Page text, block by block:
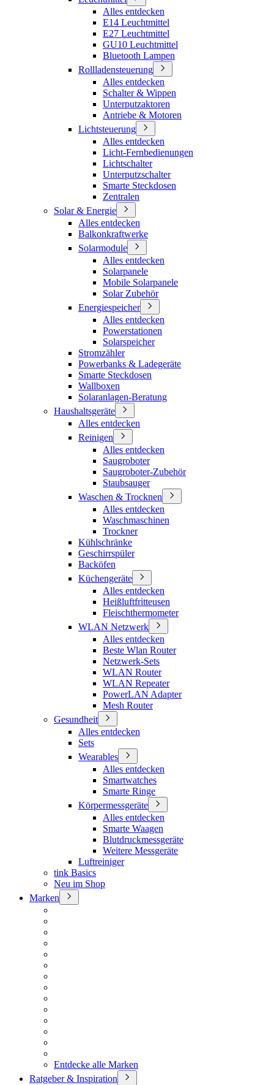
Alles entdecken
E14 Leuchtmittel
E27 Leuchtmittel
GU10 Leuchtmittel
Bluetooth Lampen
Rollladensteuerung
Alles entdecken
Schalter & Wippen
Unterputzaktoren
Antriebe & Motoren
Lichtsteuerung
Alles entdecken
Licht-Fernbedienungen
Lichtschalter
Unterputzschalter
Smarte Steckdosen
Zentralen
Solar & Energie
Alles entdecken
Balkonkraftwerke
Solarmodule
Alles entdecken
Solarpanele
Mobile Solarpanele
Solar Zubehör
Energiespeicher
Alles entdecken
Powerstationen
Solarspeicher
Stromzähler
Powerbanks & Ladegeräte
Smarte Steckdosen
Wallboxen
Solaranlagen-Beratung
Haushaltsgeräte
Alles entdecken
Reinigen
Alles entdecken
Saugroboter
Saugroboter-Zubehör
Staubsauger
Waschen & Trocknen
Alles entdecken
Waschmaschinen
Trockner
Kühlschränke
Geschirrspüler
Backöfen
Küchengeräte
Alles entdecken
Heißluftfritteusen
Fleischthermometer
WLAN Netzwerk
Alles entdecken
Beste Wlan Router
Netzwerk-Sets
WLAN Router
WLAN Repeater
PowerLAN Adapter
Mesh Router
Gesundheit
Alles entdecken
Sets
Wearables
Alles entdecken
Smartwatches
Smarte Ringe
Körpermessgeräte
Alles entdecken
Smarte Waagen
Blutdruckmessgeräte
Weitere Messgeräte
Luftreiniger
tink Basics
Neu im Shop
Marken
Entdecke alle Marken
Ratgeber & Inspiration